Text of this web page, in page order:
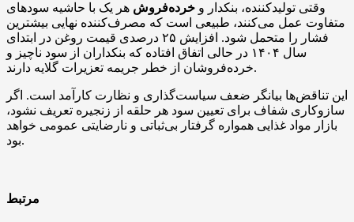
وقتی تولیدکننده، بنکدار و خرده‌فروش هر یک با حاشیه سودهای
متفاوت عمل می‌کنند، طبیعی است که مصرف‌کننده نهایی بیشترین
فشار را متحمل شود. افزایش ۲۵ درصدی قیمت روغن در ابتدای
سال ۱۴۰۴ در حالی اتفاق افتاده که بنکداران از سود ناچیز و
خرده‌فروشان از خطر جریمه تعزیرات گلایه دارند.
این تناقض‌ها بیانگر ضعف سیاست‌گذاری و نظارت کارآمد است. اگر
سازوکاری شفاف برای تعیین سود هر حلقه از زنجیره تعریف نشود،
بازار مواد غذایی همواره گرفتار بی‌ثباتی و نارضایتی عمومی خواهد
بود.
مرتبط